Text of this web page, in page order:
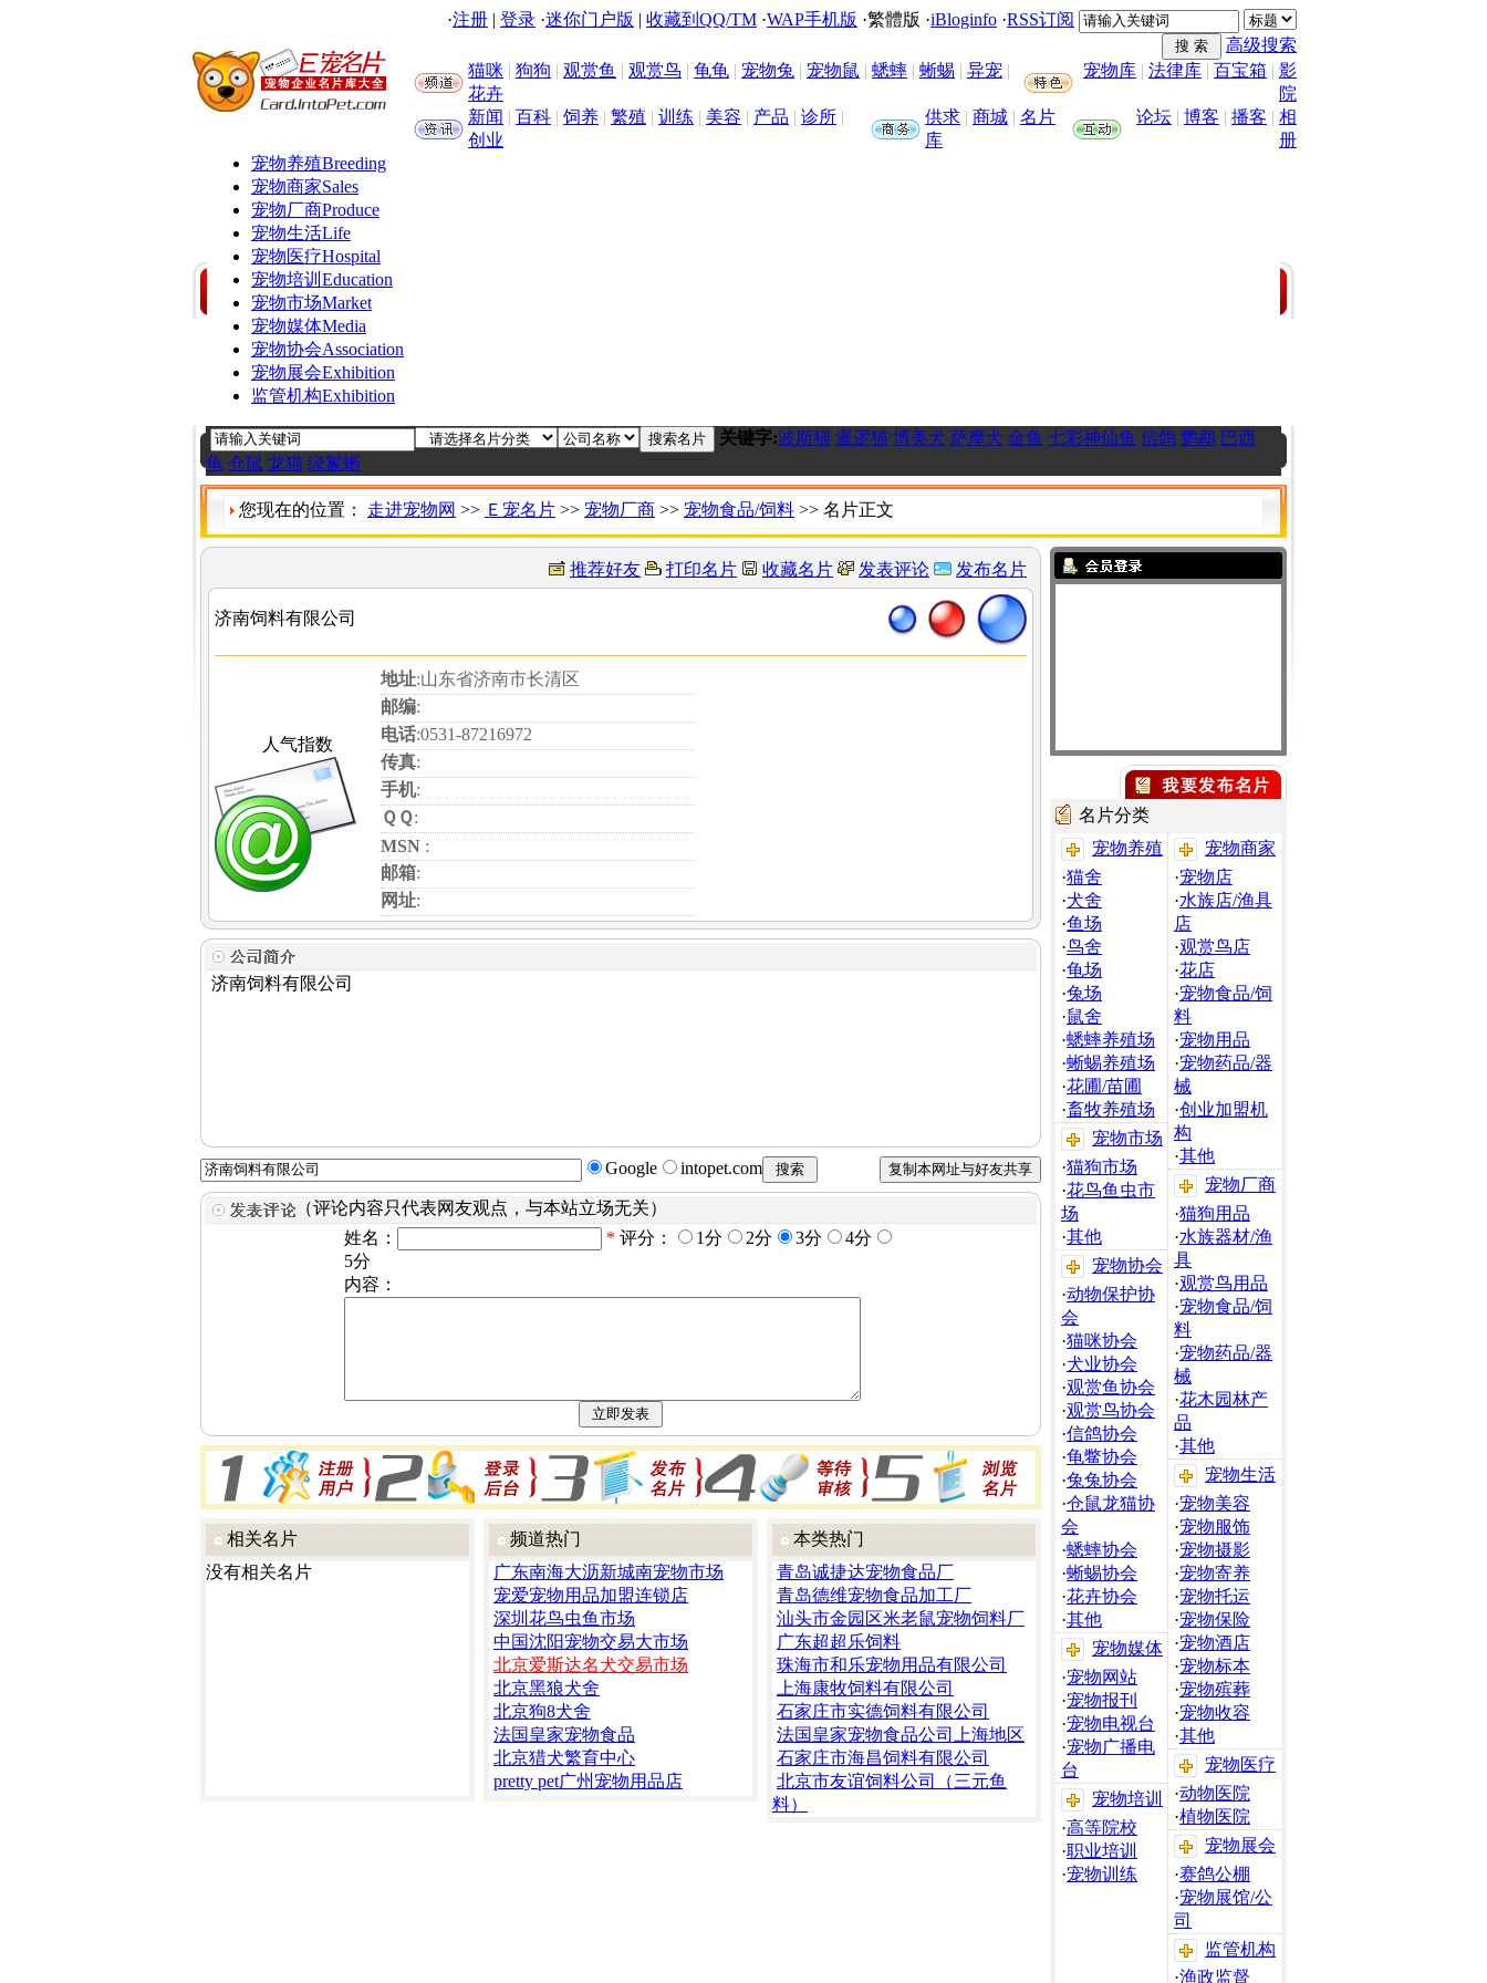
·注册 | 登录 ·迷你门户版 | 收藏到QQ/TM ·WAP手机版 ·繁體版 ·iBloginfo ·RSS订阅
高级搜索
猫咪 | 狗狗 | 观赏鱼 | 观赏鸟 | 龟龟 | 宠物兔 | 宠物鼠 | 蟋蟀 | 蜥蜴 | 异宠 |
花卉
宠物库 | 法律库 | 百宝箱 | 影
院
新闻 | 百科 | 饲养 | 繁殖 | 训练 | 美容 | 产品 | 诊所 |
创业
供求 | 商城 | 名片
库
论坛 | 博客 | 播客 | 相
册
宠物养殖Breeding
宠物商家Sales
宠物厂商Produce
宠物生活Life
宠物医疗Hospital
宠物培训 Education
宠物市场Market
宠物媒体Media
宠物协会Association
宠物展会Exhibition
监管机构Exhibition
关键字:波斯猫 暹逻猫 博美犬 萨摩犬 金鱼 七彩神仙鱼 信鸽 鹦鹉 巴西
龟 仓鼠 龙猫 绿鬣蜥
您现在的位置： 走进宠物网 >> Ｅ宠名片 >> 宠物厂商 >> 宠物食品/饲料 >> 名片正文
推荐好友 打印名片 收藏名片 发表评论 发布名片
济南饲料有限公司
人气指数
地址:山东省济南市长清区
邮编:
电话:0531-87216972
传真:
手机:
ＱＱ:
MSN :
邮箱:
网址:
济南饲料有限公司
Google intopet.com
（评论内容只代表网友观点，与本站立场无关）
姓名：
* 评分： 1分 2分 3分
4分
5分
内容：
相关名片
没有相关名片
频道热门
广东南海大沥新城南宠物市场
宠爱宠物用品加盟连锁店
深圳花鸟虫鱼市场
中国沈阳宠物交易大市场
北京爱斯达名犬交易市场
北京黑狼犬舍
北京狗8犬舍
法国皇家宠物食品
北京猎犬繁育中心
pretty pet广州宠物用品店
本类热门
青岛诚捷达宠物食品厂
青岛德维宠物食品加工厂
汕头市金园区米老鼠宠物饲料厂
广东超超乐饲料
珠海市和乐宠物用品有限公司
上海康牧饲料有限公司
石家庄市实德饲料有限公司
法国皇家宠物食品公司上海地区
石家庄市海昌饲料有限公司
北京市友谊饲料公司（三元鱼
料）
名片分类
宠物养殖
·猫舍
·犬舍
·鱼场
·鸟舍
·龟场
·兔场
·鼠舍
·蟋蟀养殖场
·蜥蜴养殖场
·花圃/苗圃
·畜牧养殖场
宠物市场
·猫狗市场
·花鸟鱼虫市
场
·其他
宠物协会
·动物保护协
会
·猫咪协会
·犬业协会
·观赏鱼协会
·观赏鸟协会
·信鸽协会
·龟鳖协会
·兔兔协会
·仓鼠龙猫协
会
·蟋蟀协会
·蜥蜴协会
·花卉协会
·其他
宠物媒体
·宠物网站
·宠物报刊
·宠物电视台
·宠物广播电
台
宠物培训
·高等院校
·职业培训
·宠物训练
宠物商家
·宠物店
·水族店/渔具
店
·观赏鸟店
·花店
·宠物食品/饲
料
·宠物用品
·宠物药品/器
械
·创业加盟机
构
·其他
宠物厂商
·猫狗用品
·水族器材/渔
具
·观赏鸟用品
·宠物食品/饲
料
·宠物药品/器
械
·花木园林产
品
·其他
宠物生活
·宠物美容
·宠物服饰
·宠物摄影
·宠物寄养
·宠物托运
·宠物保险
·宠物酒店
·宠物标本
·宠物殡葬
·宠物收容
·其他
宠物医疗
·动物医院
·植物医院
宠物展会
·赛鸽公棚
·宠物展馆/公
司
监管机构
·渔政监督